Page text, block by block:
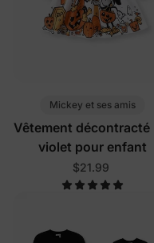
Mickey et ses amis
Vêtement décontracté
violet pour enfant
$21.99